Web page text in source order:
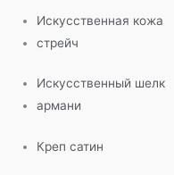
Искусственная кожа
стрейч
Искусственный шелк
армани
Креп сатин